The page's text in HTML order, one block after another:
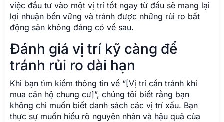
việc đầu tư vào một vị trí tốt ngay từ đầu sẽ mang lại
lợi nhuận bền vững và tránh được những rủi ro bất
động sản không đáng có về sau.
Đánh giá vị trí kỹ càng để
tránh rủi ro dài hạn
Khi bạn tìm kiếm thông tin về “[Vị trí cần tránh khi
mua căn hộ chung cư]”, chúng tôi biết rằng bạn
không chỉ muốn biết danh sách các vị trí xấu. Bạn
thực sự muốn hiểu rõ nguyên nhân và hậu quả của